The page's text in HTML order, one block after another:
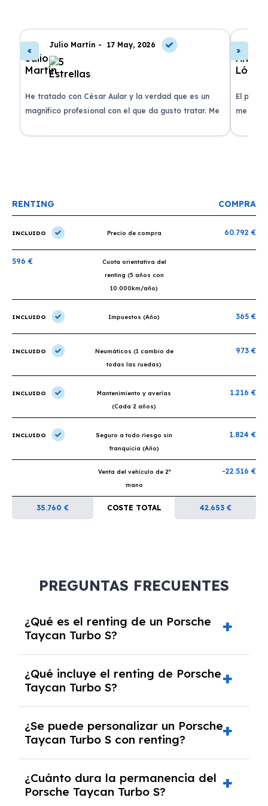
Julio Martín - 17 May, 2026
He tratado con César Aular y la verdad que es un
magnífico profesional con el que da gusto tratar. Me
recomiendo un montón, muchas gracias!
El
me
plazo
RENTING COMPRA
INCLUIDO Precio de compra 60.792 €
596 €
Cuota orientativa del
renting (5 años con
10.000km/año)
INCLUIDO Impuestos (Año) 365 €
INCLUIDO
Neumáticos (1 cambio de
todas las ruedas)
973 €
INCLUIDO
Mantenimiento y averías
(Cada 2 años)
1.216 €
INCLUIDO
Seguro a todo riesgo sin
franquicia (Año)
1.824 €
Venta del vehículo de 2ª
mano
-22.516 €
35.760 € COSTE TOTAL 42.653 €
PREGUNTAS FRECUENTES
¿Qué es el renting de un Porsche
Taycan Turbo S?
contrato de alquiler a largo plazo en el que
pagas una cuota mensual fija por el uso del
coche durante un periodo determinado,
generalmente entre 2 y 5 años.
¿Qué incluye el renting de Porsche
Taycan Turbo S?
seguro a todo riesgo, mantenimiento,
reparaciones, impuestos, asistencia en
carretera y gestión de la documentación.
¿Se puede personalizar un Porsche
Taycan Turbo S con renting?
opciones y equipamiento adicional, siempre y
cuando lo pactes con la empresa de renting.
¿Cuánto dura la permanencia del
Porsche Taycan Turbo S?